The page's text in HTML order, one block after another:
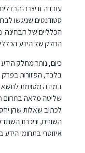
עובדה זו יצרה
סטודנטים שניגשו
הכלליים של הבחינה.
החלק של הידע
בלבד, הפזורות
במידה מסוימת לנושא
שליטה מלאה בתחום
השונים, וניכרת
איזוטרי בתחומי הידע